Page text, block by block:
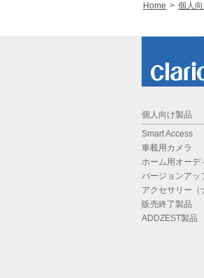
Home 個人
個人向け製品
Smart Access
車載用カメラ
ホーム用オーデ
バージョンアッ
アクセサリー（
販売終了製品
ADDZEST製品